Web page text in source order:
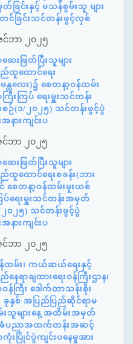
ြင်းနှင့် မသန်စွမ်းသူ များ
င်ခြင်းသင်တန်းဖွင့်လှစ်
င်ဘာ ၂၀၂၅
ေးဖြတ်ပြီးသူများ
ည်ထူထောင်ရေး
မန္တလေး)၌ စေတနာ့ဝန်ထမ်း
ြီးကြပ် ရေးမှူးသင်တန်း
ဉ်(၁/၂၀၂၅) သင်တန်းဖွင့်ပွဲ
နားကျင်းပ
င်ဘာ ၂၀၂၅
ေးဖြတ်ပြီးသူများ
ထူထောင်ရေးစခန်း(ဘား
စေတနာ့ဝန်ထမ်းမူးယစ်
ြပ်ရေးမှူးသင်တန်းအမှတ်
၂၀၂၅) သင်တန်းဖွင့်ပွဲ
နားကျင်းပ
င်ဘာ ၂၀၂၅
ထမ်း၊ ကယ်ဆယ်ရေးနှင့်
နေရာချထားရေးဝန်ကြီးဌာန၊
ကြီး ဒေါက်တာသန်းစိုး
ခုနှစ် အပြည်ပြည်ဆိုင်ရာမ
းသူများနေ့ အထိမ်းအမှတ်
ခံပညာအထက်တန်းအဆင့်
ကုံးပြိုင်ပွဲကျင်းပနေမှုအား